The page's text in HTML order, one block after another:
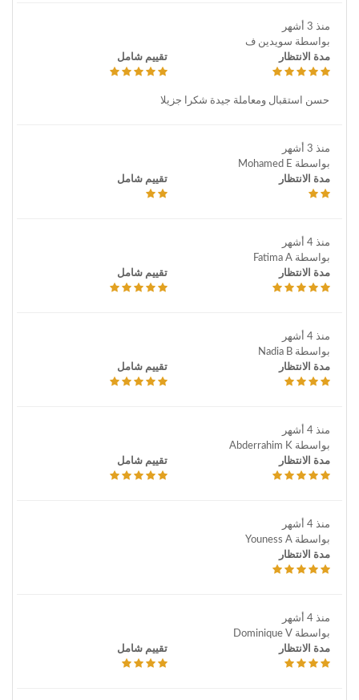
منذ 3 أشهر
بواسطة سويدين ف
مدة الانتظار
تقييم شامل
حسن استقبال ومعاملة جيدة شكرا جزيلا
منذ 3 أشهر
بواسطة Mohamed E
مدة الانتظار
تقييم شامل
منذ 4 أشهر
بواسطة Fatima A
مدة الانتظار
تقييم شامل
منذ 4 أشهر
بواسطة Nadia B
مدة الانتظار
تقييم شامل
منذ 4 أشهر
بواسطة Abderrahim K
مدة الانتظار
تقييم شامل
منذ 4 أشهر
بواسطة Youness A
مدة الانتظار
منذ 4 أشهر
بواسطة Dominique V
مدة الانتظار
تقييم شامل